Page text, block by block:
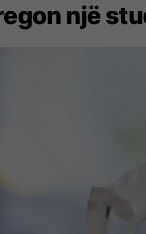
një